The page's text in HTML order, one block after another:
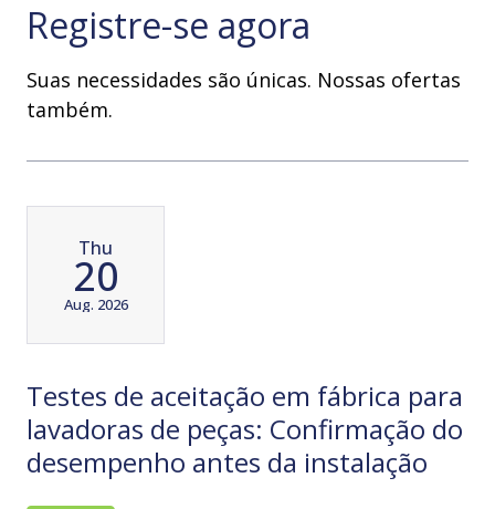
Registre-se agora
Suas necessidades são únicas. Nossas ofertas
também.
Thu
20
Aug. 2026
Testes de aceitação em fábrica para
lavadoras de peças: Confirmação do
desempenho antes da instalação